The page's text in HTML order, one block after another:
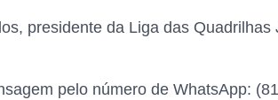
presidente da Liga das
pelo número de WhatsApp: